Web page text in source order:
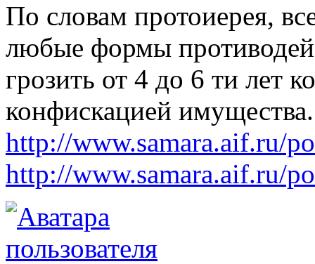
По словам протоиерея,
любые формы
грозить от 4 до 6 ти лет
конфискацией имущества.
http://www.samara.aif.ru/
http://www.samara.aif.ru/